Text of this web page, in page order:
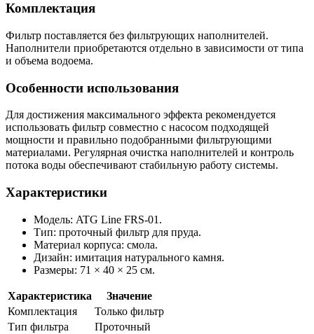
Комплектация
Фильтр поставляется без фильтрующих наполнителей.
Наполнители приобретаются отдельно в зависимости от типа
и объема водоема.
Особенности использования
Для достижения максимального эффекта рекомендуется
использовать фильтр совместно с насосом подходящей
мощности и правильно подобранными фильтрующими
материалами. Регулярная очистка наполнителей и контроль
потока воды обеспечивают стабильную работу системы.
Характеристики
Модель: ATG Line FRS-01.
Тип: проточный фильтр для пруда.
Материал корпуса: смола.
Дизайн: имитация натурального камня.
Размеры: 71 × 40 × 25 см.
Характеристика
Значение
Комплектация
Только фильтр
Тип фильтра
Проточный